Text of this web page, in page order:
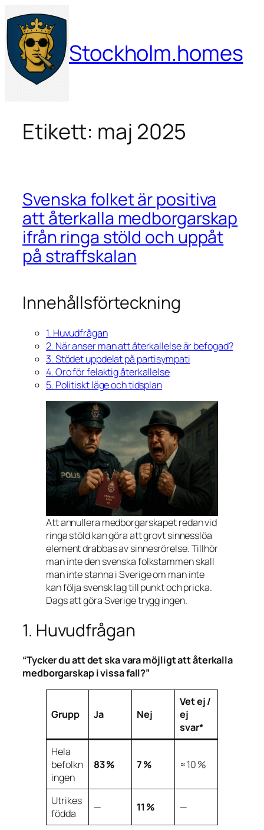
Hoppa
till
innehåll
Stockholm.homes
Etikett: maj 2025
Svenska folket är positiva
att återkalla medborgarskap
ifrån ringa stöld och uppåt
på straffskalan
Innehållsförteckning
1. Huvudfrågan
2. När anser man att återkallelse är befogad?
3. Stödet uppdelat på partisympati
4. Oro för felaktig återkallelse
5. Politiskt läge och tidsplan
Att annullera medborgarskapet redan vid
ringa stöld kan göra att grovt sinnesslöa
element drabbas av sinnesrörelse. Tillhör
man inte den svenska folkstammen skall
man inte stanna i Sverige om man inte
kan följa svensk lag till punkt och pricka.
Dags att göra Sverige trygg ingen.
1. Huvudfrågan
“Tycker du att det ska vara möjligt att återkalla
medborgarskap i vissa fall?”
Grupp Ja Nej
Vet ej /
ej
svar*
Hela
befolkn
ingen
83 % 7 % ≈ 10 %
Utrikes
födda
— 11 % —